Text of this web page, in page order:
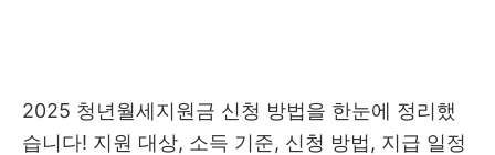
2025 청년월세지원금 신청 방법을 한눈에 정리했
습니다! 지원 대상, 소득 기준, 신청 방법, 지급 일정